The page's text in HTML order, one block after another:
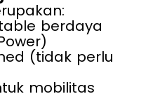
berdaya
(tidak perlu